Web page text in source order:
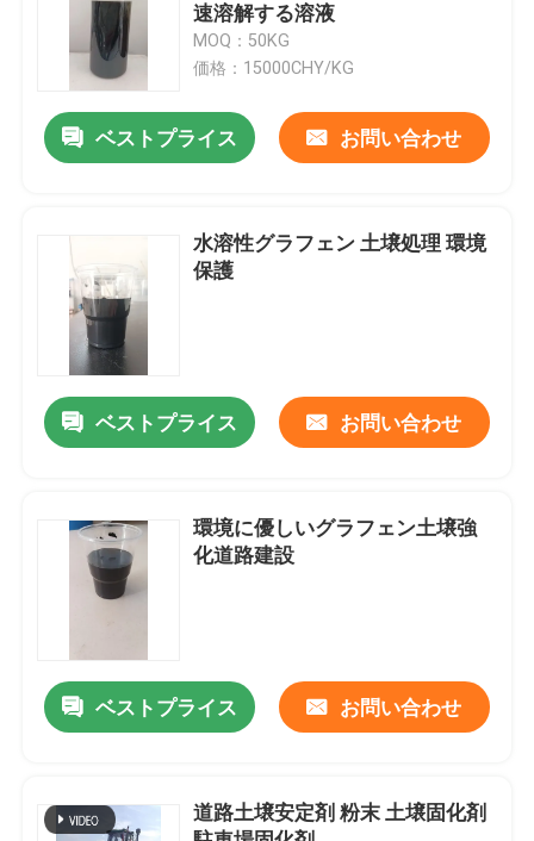
家へ
わたしたち に つい て
工場 ツアー
品質管理
連絡 ください
引金 を 求め て ください
道路土壌安定剤
酵素土壌安定剤
速溶解する溶液
MOQ：50KG
価格：15000CHY/KG
ベストプライス お問い合わせ
水溶性グラフェン 土壌処理 環境
保護
ベストプライス お問い合わせ
環境に優しいグラフェン土壌強
化道路建設
ベストプライス お問い合わせ
道路土壌安定剤 粉末 土壌固化剤